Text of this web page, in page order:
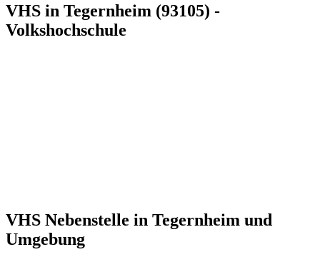
VHS in Tegernheim (93105) -
Volkshochschule
VHS Nebenstelle in Tegernheim und
Umgebung